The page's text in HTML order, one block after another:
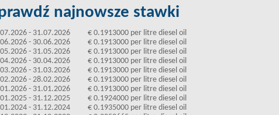
najnowsze stawki
- 31.07.2026
€ 0.1913000 per litre diesel oil
- 30.06.2026
€ 0.1913000 per litre diesel oil
- 31.05.2026
€ 0.1913000 per litre diesel oil
- 30.04.2026
€ 0.1913000 per litre diesel oil
- 31.03.2026
€ 0.1913000 per litre diesel oil
- 28.02.2026
€ 0.1913000 per litre diesel oil
- 31.01.2026
€ 0.1913000 per litre diesel oil
- 31.12.2025
€ 0.1924000 per litre diesel oil
- 31.12.2024
€ 0.1935000 per litre diesel oil